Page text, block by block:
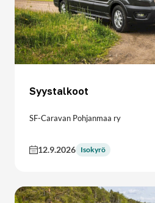
Syystalkoot
SF-Caravan Pohjanmaa ry
12.9.2026 Isokyrö